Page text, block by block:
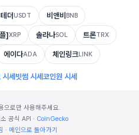
테더USDT 비앤비 BNB
]XRP 솔라나SOL 트론TRX
에이다ADA 체인링크LINK
세 빗썸 시세 코인원 시세
으로만 사용해주세요.
공식 API · CoinGecko
· 메인으로 돌아가기